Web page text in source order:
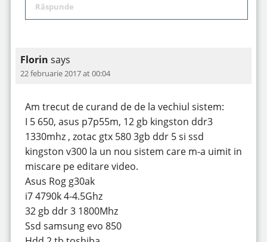
Răspunde
Florin says
22 februarie 2017 at 00:04
Am trecut de curand de de la vechiul sistem:
I 5 650, asus p7p55m, 12 gb kingston ddr3
1330mhz , zotac gtx 580 3gb ddr 5 si ssd
kingston v300 la un nou sistem care m-a uimit in
miscare pe editare video.
Asus Rog g30ak
i7 4790k 4-4.5Ghz
32 gb ddr 3 1800Mhz
Ssd samsung evo 850